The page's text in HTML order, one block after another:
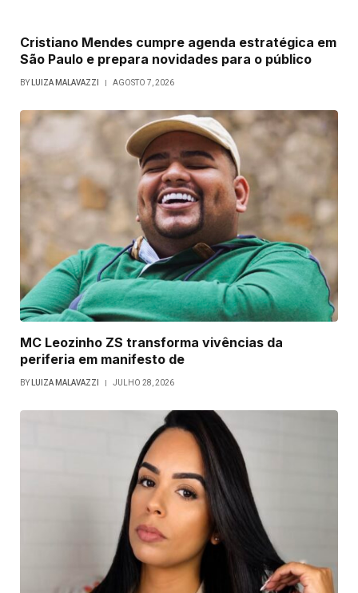
Cristiano Mendes cumpre agenda estratégica em
São Paulo e prepara novidades para o público
BY LUIZA MALAVAZZI AGOSTO 7, 2026
MC Leozinho ZS transforma vivências da
periferia em manifesto de
BY LUIZA MALAVAZZI JULHO 28, 2026